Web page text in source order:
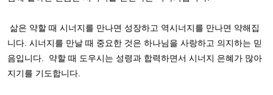
삶은 약할 때 시너지를 만나면 성장하고 역시너지를 만나면 약해집
니다 시너지를 만날 때 중요한 것은 하나님을 사랑하고 의지하는 믿
음입니다
약할 때 도우시는 성령과 합력하면서 시너지 은혜가 많아
지기를 기도합니다